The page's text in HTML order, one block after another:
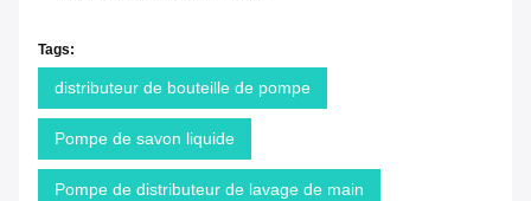
Tags:
distributeur de bouteille de pompe
Pompe de savon liquide
Pompe de distributeur de lavage de main